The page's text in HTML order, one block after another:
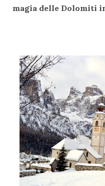
magia delle Dolomiti